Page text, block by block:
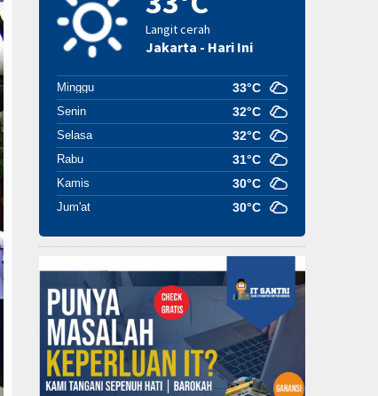
Langit cerah
Jakarta - Hari Ini
Minggu 33°C
Senin 32°C
Selasa 32°C
Rabu 31°C
Kamis 30°C
Jum'at 30°C